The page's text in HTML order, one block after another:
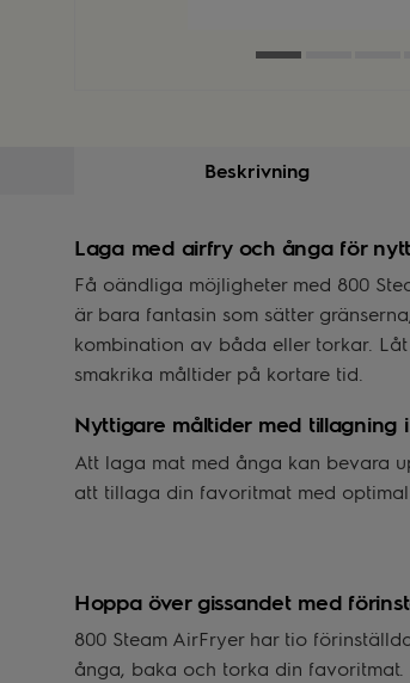
Beskrivning
Laga med airfry och ånga för
Få oändliga möjligheter med 800
är bara fantasin som sätter
kombination av båda eller torkar.
smakrika måltider på kortare tid.
Nyttigare måltider med tillagning
Att laga mat med ånga kan bevara
att tillaga din favoritmat med
Hoppa över gissandet med
800 Steam AirFryer har tio
ånga, baka och torka din